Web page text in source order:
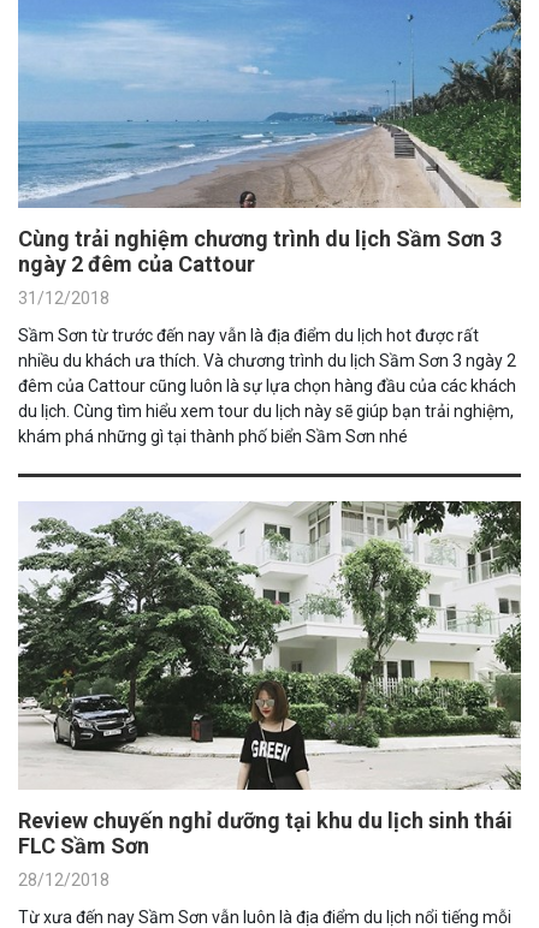
Cùng trải nghiệm chương trình du lịch Sầm Sơn 3
ngày 2 đêm của Cattour
31/12/2018
Sầm Sơn từ trước đến nay vẫn là địa điểm du lịch hot được rất
nhiều du khách ưa thích. Và chương trình du lịch Sầm Sơn 3 ngày 2
đêm của Cattour cũng luôn là sự lựa chọn hàng đầu của các khách
du lịch. Cùng tìm hiểu xem tour du lịch này sẽ giúp bạn trải nghiệm,
khám phá những gì tại thành phố biển Sầm Sơn nhé
Review chuyến nghỉ dưỡng tại khu du lịch sinh thái
FLC Sầm Sơn
28/12/2018
Từ xưa đến nay Sầm Sơn vẫn luôn là địa điểm du lịch nổi tiếng mỗi